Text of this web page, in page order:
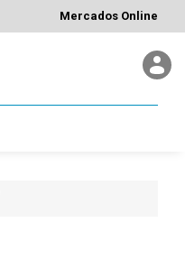
Mercados Online